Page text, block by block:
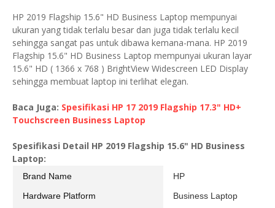
HP 2019 Flagship 15.6" HD Business Laptop mempunyai
ukuran yang tidak terlalu besar dan juga tidak terlalu kecil
sehingga sangat pas untuk dibawa kemana-mana. HP 2019
Flagship 15.6" HD Business Laptop mempunyai ukuran layar
15.6" HD ( 1366 x 768 ) BrightView Widescreen LED Display
sehingga membuat laptop ini terlihat elegan.
Baca Juga: Spesifikasi HP 17 2019 Flagship 17.3" HD+
Touchscreen Business Laptop
Spesifikasi Detail HP 2019 Flagship 15.6" HD Business
Laptop:
Brand Name
HP
Hardware Platform
Business Laptop